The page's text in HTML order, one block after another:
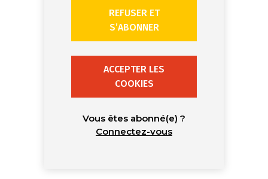
REFUSER ET
S’ABONNER
ACCEPTER LES
COOKIES
Vous êtes abonné(e) ?
Connectez-vous